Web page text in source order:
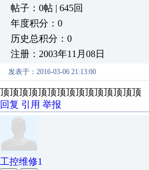
帖子：0帖 | 645回
年度积分：0
历史总积分：0
注册：2003年11月08日
发表于：2016-03-06 21:13:00
顶顶顶顶顶顶顶顶顶顶顶顶顶顶顶
回复 引用 举报
工控维修1